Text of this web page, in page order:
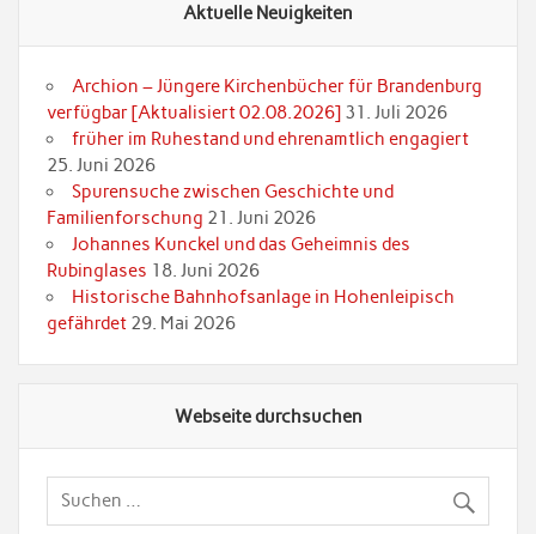
Aktuelle Neuigkeiten
Archion – Jüngere Kirchenbücher für Brandenburg
verfügbar [Aktualisiert 02.08.2026] 31. Juli 2026
früher im Ruhestand und ehrenamtlich engagiert
25. Juni 2026
Spurensuche zwischen Geschichte und
Familienforschung 21. Juni 2026
Johannes Kunckel und das Geheimnis des
Rubinglases 18. Juni 2026
Historische Bahnhofsanlage in Hohenleipisch
gefährdet 29. Mai 2026
Webseite durchsuchen